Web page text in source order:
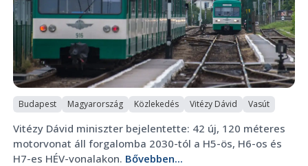
Budapest Magyarország Közlekedés Vitézy Dávid Vasút
Vitézy Dávid miniszter bejelentette: 42 új, 120 méteres
motorvonat áll forgalomba 2030-tól a H5-ös, H6-os és
H7-es HÉV-vonalakon. Bővebben...